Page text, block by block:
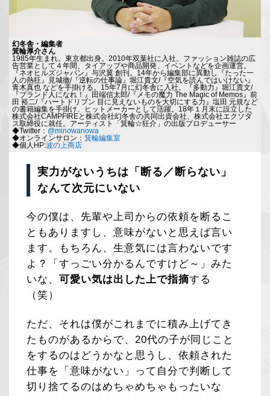
幻冬舎・編集者
箕輪厚介さん
1985年生まれ。東京都出身。2010年双葉社に入社。ファッション雑誌の広
告営業として４年間、タイアップや商品開発、イベントなどを企画運営。
『ネオヒルズジャパン』与沢翼 創刊。14年から編集部に異動し『たった一
人の熱狂』見城徹/『逆転の仕事論』堀江貴文/『空気を読んではいけない』
青木真也 などを手掛ける。15年7月に幻冬舎に入社。『多動力』堀江貴文/
『ブランド人になれ！』田端信太郎/『メモの魔力 The Magic of Memos』前
田 裕二/『ハートドリブン 目に見えないものを大切にする力』塩田 元規など
の書籍編集を手掛け、ヒットメーカーとして活躍。18年１月末に設立した
株式会社CAMPFIREと株式会社幻冬舎の共同出資会社、株式会社エクソダ
ス取締役に就任。アーティスト「箕輪☆狂介」の出版プロデューサー
◆Twitter： @minowanowa
◆オンラインサロン： 箕輪編集室
◆個人HP:波の上商店
実力がないうちは「断る／断らない」
なんて次元にいない
今の僕は、先輩や上司からの依頼を断るこ
ともありますし、意味がないと思えば言い
ます。もちろん、生意気には言わないです
よ？「すっごい分かるんですけど～」みた
いな、可愛い気は出した上で指摘する
（笑）
ただ、それは僕がこれまでに積み上げてき
たものがあるからで、20代の子が同じこと
をするのはどうかなと思うし、依頼された
仕事を「意味がない」って自分で判断して
切り捨てるのはめちゃめちゃもったいな